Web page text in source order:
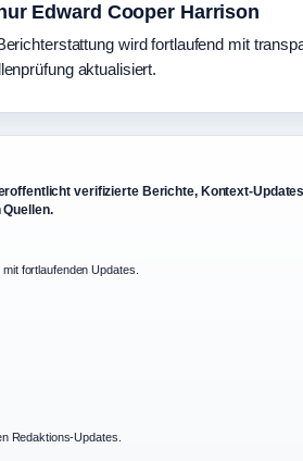
Edward Cooper Harrison
wird fortlaufend mit
aktualisiert.
verifizierte Berichte, Kontext-
fortlaufenden Updates.
Redaktions-Updates.